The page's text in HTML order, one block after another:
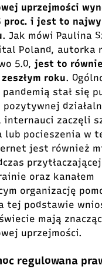
uprzejmości
proc. i jest to
. Jak mówi Paulina
Poland, autorka
5.0, jest to
roku.
stał się
pozytywnej
zaczęli
lub pocieszenia w
jest również
oraz kanałem
organizację
tej podstawie
mają
uprzejmości.
regulowana